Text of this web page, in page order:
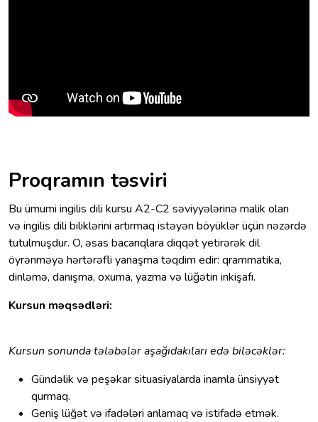
Proqramın təsviri
Bu ümumi ingilis dili kursu A2-C2 səviyyələrinə malik olan
və ingilis dili biliklərini artırmaq istəyən böyüklər üçün nəzərdə
tutulmuşdur. O, əsas bacarıqlara diqqət yetirərək dil
öyrənməyə hərtərəfli yanaşma təqdim edir: qrammatika,
dinləmə, danışma, oxuma, yazma və lüğətin inkişafı.
Kursun məqsədləri:
Kursun sonunda tələbələr aşağıdakıları edə biləcəklər:
Gündəlik və peşəkar situasiyalarda inamla ünsiyyət
qurmaq.
Geniş lüğət və ifadələri anlamaq və istifadə etmək.